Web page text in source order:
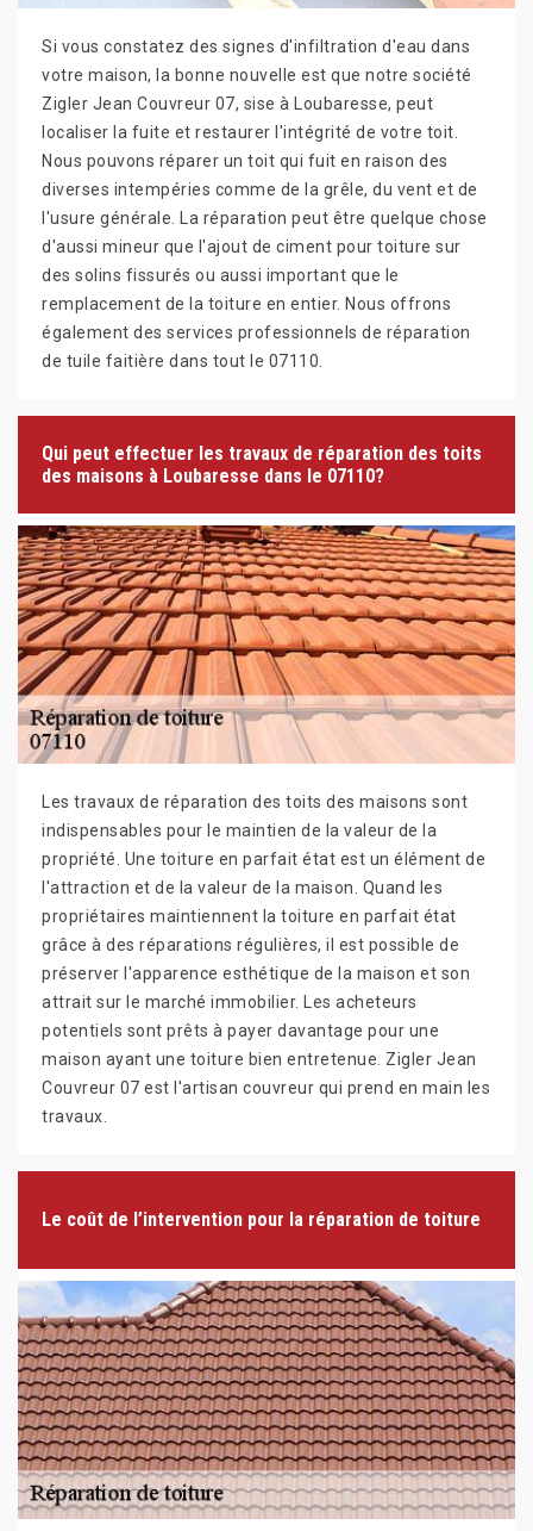
Si vous constatez des signes d'infiltration d'eau dans
votre maison, la bonne nouvelle est que notre société
Zigler Jean Couvreur 07, sise à Loubaresse, peut
localiser la fuite et restaurer l'intégrité de votre toit.
Nous pouvons réparer un toit qui fuit en raison des
diverses intempéries comme de la grêle, du vent et de
l'usure générale. La réparation peut être quelque chose
d'aussi mineur que l'ajout de ciment pour toiture sur
des solins fissurés ou aussi important que le
remplacement de la toiture en entier. Nous offrons
également des services professionnels de réparation
de tuile faitière dans tout le 07110.
Qui peut effectuer les travaux de réparation des toits
des maisons à Loubaresse dans le 07110?
Les travaux de réparation des toits des maisons sont
indispensables pour le maintien de la valeur de la
propriété. Une toiture en parfait état est un élément de
l'attraction et de la valeur de la maison. Quand les
propriétaires maintiennent la toiture en parfait état
grâce à des réparations régulières, il est possible de
préserver l'apparence esthétique de la maison et son
attrait sur le marché immobilier. Les acheteurs
potentiels sont prêts à payer davantage pour une
maison ayant une toiture bien entretenue. Zigler Jean
Couvreur 07 est l'artisan couvreur qui prend en main les
travaux.
Le coût de l’intervention pour la réparation de toiture